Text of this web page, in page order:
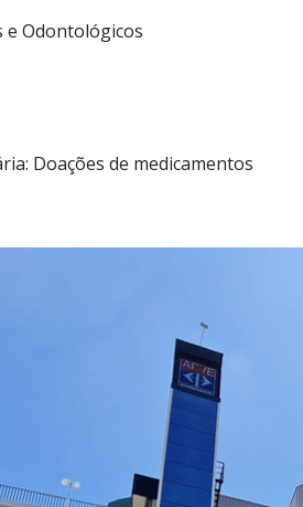
e Odontológicos
Doações de medicamentos